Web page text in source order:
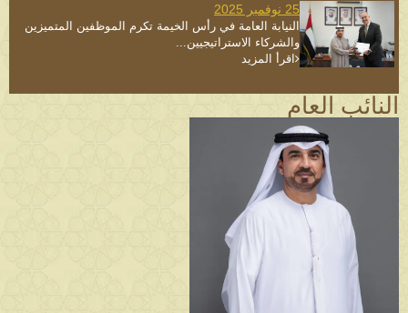
النائب العام
25 نوفمبر 2025
النيابة العامة في رأس الخيمة تكرم الموظفين المتميزين
والشركاء الاستراتيجيين...
اقرأ المزيد